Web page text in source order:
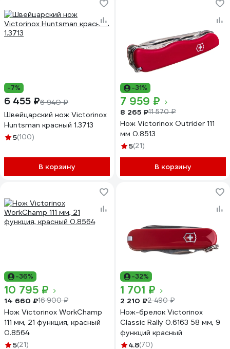
-7%
6 455 ₽6 940 ₽
Швейцарский нож Victorinox
Huntsman красный 1.3713
5(100)
В корзину
-31%
7 959 ₽
8 265 ₽11 570 ₽
Нож Victorinox Outrider 111
мм 0.8513
5(21)
В корзину
-36%
10 795 ₽
14 660 ₽16 900 ₽
Нож Victorinox WorkChamp
111 мм, 21 функция, красный
0.8564
5(21)
-32%
1 701 ₽
2 210 ₽2 490 ₽
Нож-брелок Victorinox
Classic Rally 0.6163 58 мм, 9
функций красный
4.8(70)